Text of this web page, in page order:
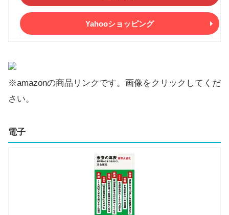
Yahooショッピング
※amazonの商品リンクです。画像をクリックしてくだ
さい。
電子